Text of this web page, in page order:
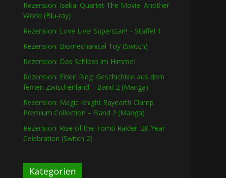
Rezension: Isekai Quartet The Movie: Another
World (Blu-ray)
Rezension: Love Live! Superstar!! – Staffel 1
Rezension: Biomechanical Toy (Switch)
Rezension: Das Schloss im Himmel
Rezension: Elden Ring: Geschichten aus dem
fernen Zwischenland – Band 2 (Manga)
Rezension: Magic Knight Rayearth Clamp
Premium Collection – Band 2 (Manga)
Rezension: Rise of the Tomb Raider: 20 Year
Celebration (Switch 2)
Kategorien